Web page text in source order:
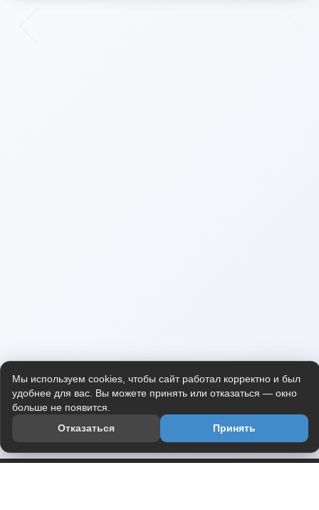
Мы используем cookies, чтобы сайт работал корректно и был
удобнее для вас. Вы можете принять или отказаться — окно
больше не появится.
Отказаться
Принять